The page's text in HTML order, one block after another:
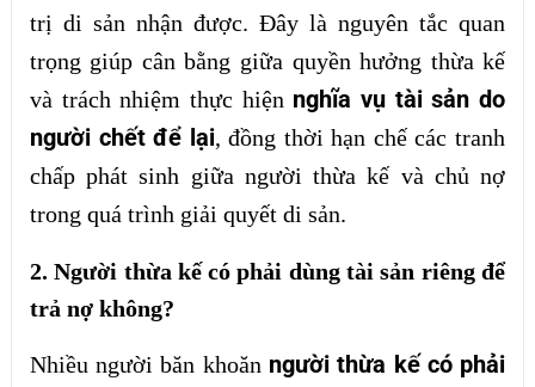
trị di sản nhận được. Đây là nguyên tắc quan
trọng giúp cân bằng giữa quyền hưởng thừa kế
và trách nhiệm thực hiện nghĩa vụ tài sản do
người chết để lại, đồng thời hạn chế các tranh
chấp phát sinh giữa người thừa kế và chủ nợ
trong quá trình giải quyết di sản.
2. Người thừa kế có phải dùng tài sản riêng để
trả nợ không?
Nhiều người băn khoăn người thừa kế có phải